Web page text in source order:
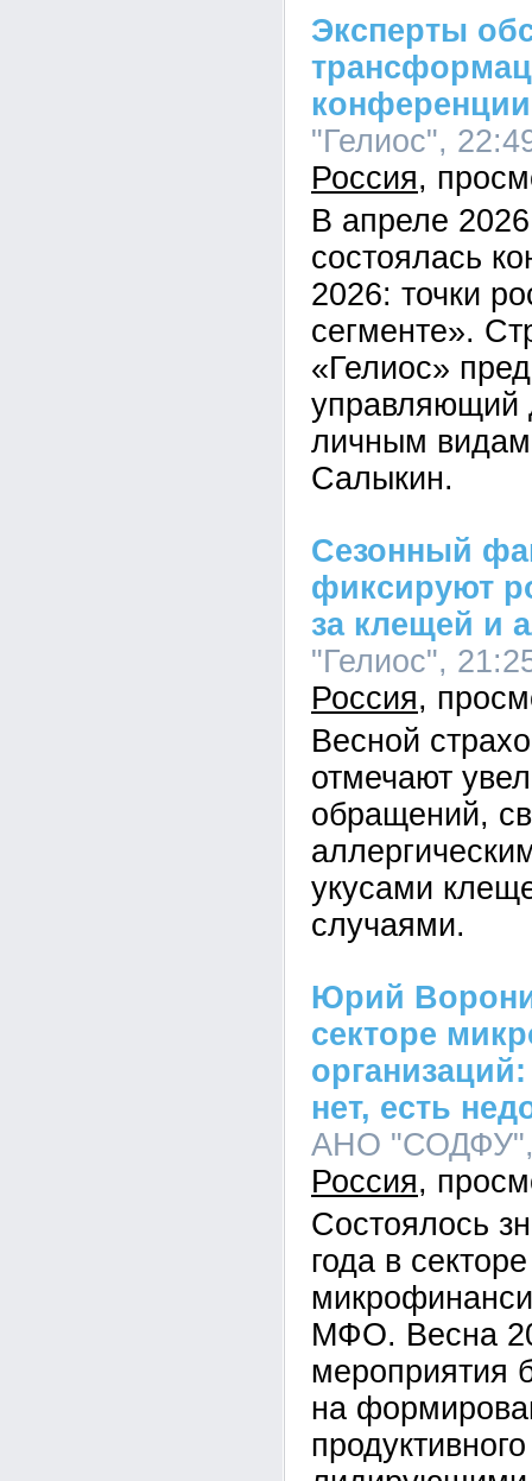
Эксперты
"Гелиос",
Россия
В апреле
состоялась
2026: точки
сегменте».
«Гелиос»
управляющий
личным видам
Салыкин.
Сезонный
фиксируют
за клещей и
"Гелиос",
Россия
Весной
отмечают
обращений,
укусами
случаями.
Юрий
секторе
нет, есть
АНО "СОДФУ",
Россия
Состоялось
года в секторе
МФО. Весна
мероприятия
на